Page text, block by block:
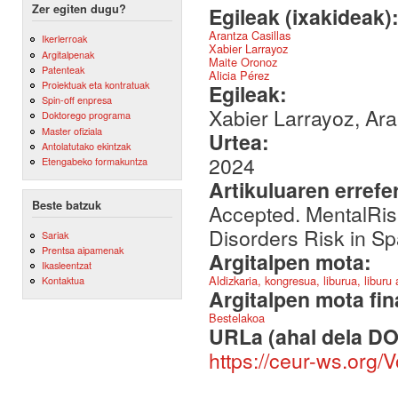
Zer egiten dugu?
Ikerlerroak
Argitalpenak
Patenteak
Proiektuak eta kontratuak
Spin-off enpresa
Doktorego programa
Master ofiziala
Antolatutako ekintzak
Etengabeko formakuntza
Beste batzuk
Sariak
Prentsa aipamenak
Ikasleentzat
Kontaktua
Egileak
Arantza Casillas
Xabier Larrayoz
Maite Oronoz
Alicia Pérez
Egileak:
Xabier Larrayoz,
Urtea:
2024
Artikuluaren
Accepted.
Disorders Risk in
Argitalpen mota:
Aldizkaria, kongresua, liburua,
Argitalpen mota
Bestelakoa
URLa (ahal dela
https://ceur-ws.org/